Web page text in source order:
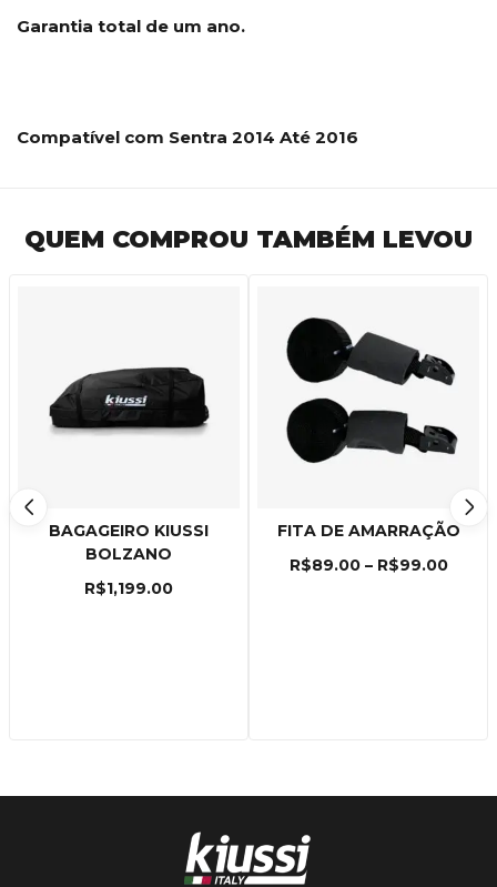
Garantia total de um ano.
Compatível com Sentra 2014 Até 2016
QUEM COMPROU TAMBÉM LEVOU
BAGAGEIRO KIUSSI
BOLZANO
R$1,199.00
FITA DE AMARRAÇÃO
R$89.00 – R$99.00